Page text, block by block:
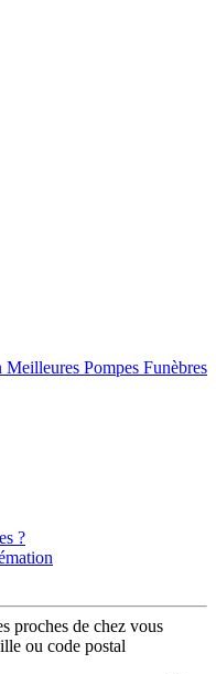
Pompes Funèbres
?
proches de chez vous
ou code postal